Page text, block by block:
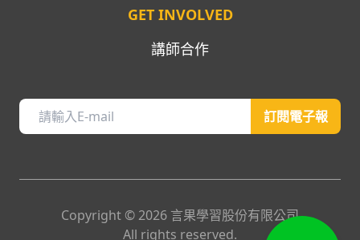
GET INVOLVED
講師合作
訂閱電子報
Copyright © 2026 言果學習股份有限公司
All rights reserved.